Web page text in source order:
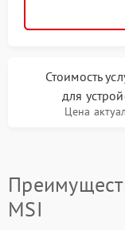
Стоимость
для
Цена
MSI